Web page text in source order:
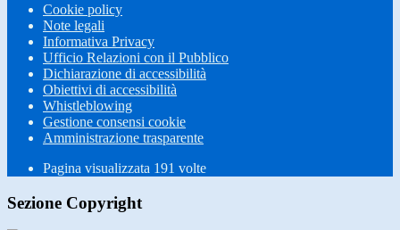
Cookie policy
Note legali
Informativa Privacy
Ufficio Relazioni con il Pubblico
Dichiarazione di accessibilità
Obiettivi di accessibilità
Whistleblowing
Gestione consensi cookie
Amministrazione trasparente
Pagina visualizzata 191 volte
Sezione Copyright